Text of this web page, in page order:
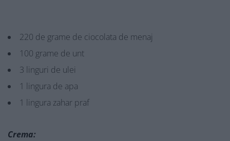
220 de grame de ciocolata de menaj
100 grame de unt
3 linguri de ulei
1 lingura de apa
1 lingura zahar praf
Crema: